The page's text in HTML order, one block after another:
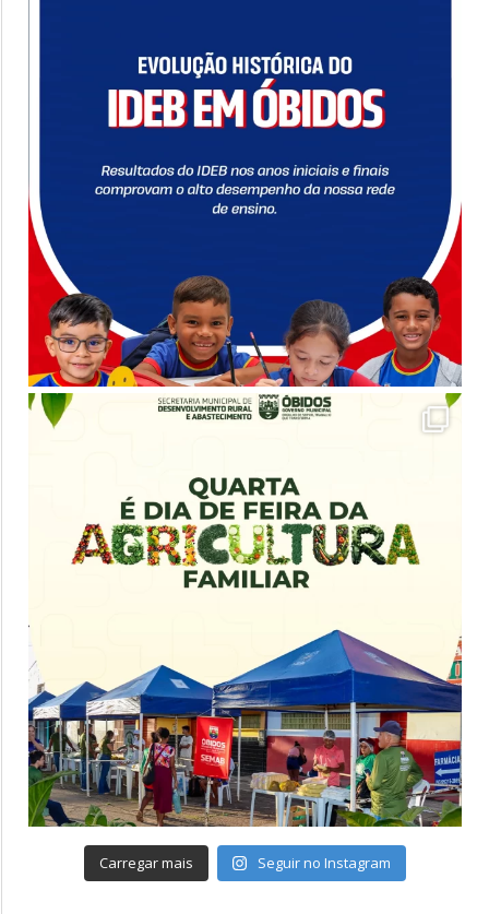
Carregar mais Seguir no Instagram